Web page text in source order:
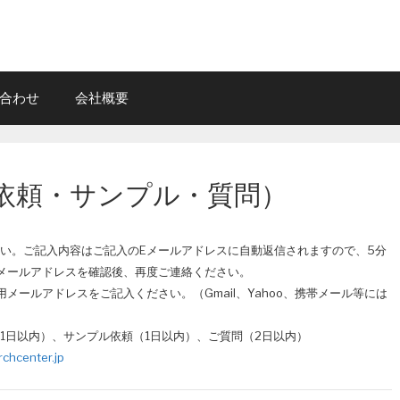
わせ 会社概要
・サンプル・質問）
。ご記入内容はご記入のEメールアドレスに自動返信されますので、5分
ルアドレスを確認後、再度ご連絡ください。
ールアドレスをご記入ください。（Gmail、Yahoo、携帯メール等には
以内）、サンプル依頼（1日以内）、ご質問（2日以内）